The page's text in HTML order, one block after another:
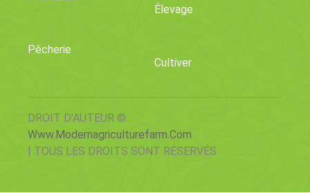
Élevage
Pêcherie
Cultiver
DROIT D'AUTEUR ©
Www.modernagriculturefarm.com
| TOUS LES DROITS SONT RÉSERVÉS